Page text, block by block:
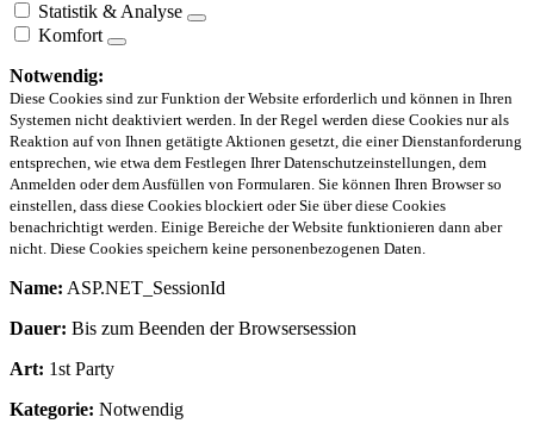
Statistik & Analyse
Komfort
Notwendig:
Diese Cookies sind zur Funktion der Website erforderlich und können in Ihren
Systemen nicht deaktiviert werden. In der Regel werden diese Cookies nur als
Reaktion auf von Ihnen getätigte Aktionen gesetzt, die einer Dienstanforderung
entsprechen, wie etwa dem Festlegen Ihrer Datenschutzeinstellungen, dem
Anmelden oder dem Ausfüllen von Formularen. Sie können Ihren Browser so
einstellen, dass diese Cookies blockiert oder Sie über diese Cookies
benachrichtigt werden. Einige Bereiche der Website funktionieren dann aber
nicht. Diese Cookies speichern keine personenbezogenen Daten.
Name: ASP.NET_SessionId
Dauer: Bis zum Beenden der Browsersession
Art: 1st Party
Kategorie: Notwendig